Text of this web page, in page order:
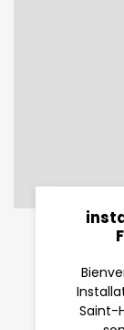
Saint-